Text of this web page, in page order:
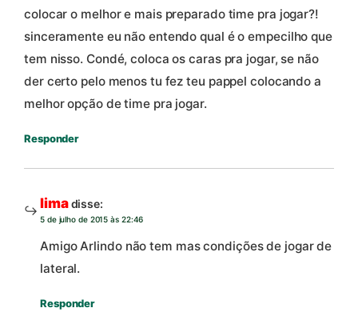
colocar o melhor e mais preparado time pra jogar?!
sinceramente eu não entendo qual é o empecilho que
tem nisso. Condé, coloca os caras pra jogar, se não
der certo pelo menos tu fez teu pappel colocando a
melhor opção de time pra jogar.
Responder
limadisse:
5 de julho de 2015 às 22:46
Amigo Arlindo não tem mas condições de jogar de
lateral.
Responder